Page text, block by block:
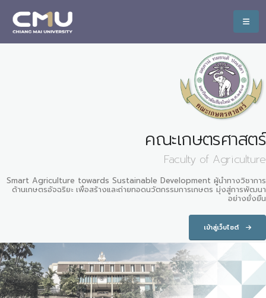
คณะเกษตรศาสตร์
Faculty of Agriculture
Smart Agriculture towards Sustainable Development ผู้นำทางวิชาการ
ด้านเกษตรอัจฉริยะ เพื่อสร้างและถ่ายทอดนวัตกรรมการเกษตร มุ่งสู่การพัฒนา
อย่างยั่งยืน
เข้าสู่เว็บไซต์